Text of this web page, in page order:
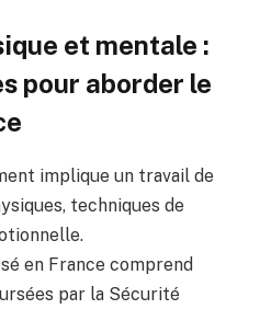
et mentale :
pour aborder le
implique un travail de
techniques de
en France comprend
par la Sécurité